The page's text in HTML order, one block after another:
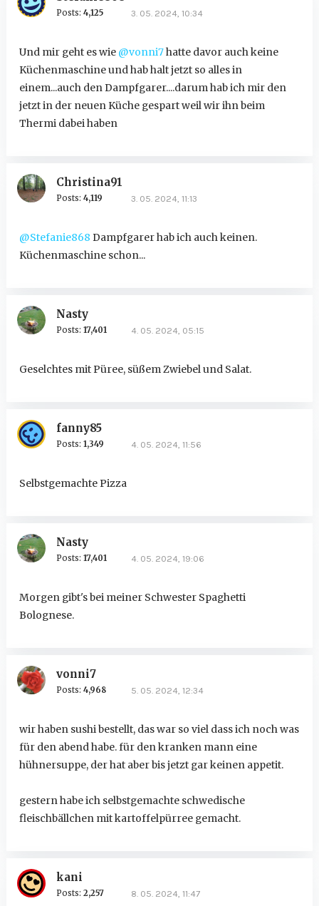
Posts: 4,125 3. 05. 2024, 10:34
Und mir geht es wie @vonni7hatte davor auch keine
Küchenmaschine und hab halt jetzt so alles in
einem...auch den Dampfgarer....darum hab ich mir den
jetzt in der neuen Küche gespart weil wir ihn beim
Thermi dabei haben
Christina91
Posts: 4,119 3. 05. 2024, 11:13
@Stefanie868 Dampfgarer hab ich auch keinen.
Küchenmaschine schon...
Nasty
Posts: 17,401 4. 05. 2024, 05:15
Geselchtes mit Püree, süßem Zwiebel und Salat.
fanny85
Posts: 1,349 4. 05. 2024, 11:56
Selbstgemachte Pizza
Nasty
Posts: 17,401 4. 05. 2024, 19:06
Morgen gibt's bei meiner Schwester Spaghetti
Bolognese.
vonni7
Posts: 4,968 5. 05. 2024, 12:34
wir haben sushi bestellt, das war so viel dass ich noch was
für den abend habe. für den kranken mann eine
hühnersuppe, der hat aber bis jetzt gar keinen appetit.
gestern habe ich selbstgemachte schwedische
fleischbällchen mit kartoffelpürree gemacht.
kani
Posts: 2,257 8. 05. 2024, 11:47